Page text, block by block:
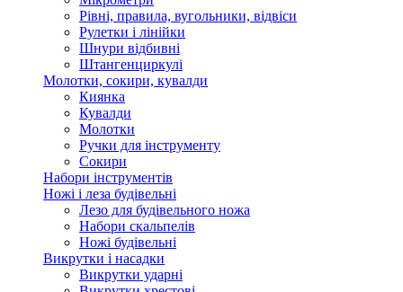
Рівні, правила, вугольники, відвіси
Рулетки і лінійки
Шнури відбивні
Штангенциркулі
Молотки, сокири, кувалди
Киянка
Кувалди
Молотки
Ручки для інструменту
Сокири
Набори інструментів
Ножі і леза будівельні
Лезо для будівельного ножа
Набори скальпелів
Ножі будівельні
Викрутки і насадки
Викрутки ударні